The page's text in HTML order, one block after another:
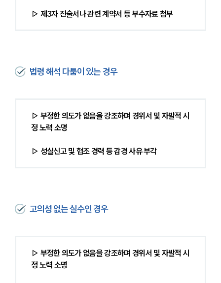
▷ 제3자 진술서나 관련 계약서 등 부수자료 첨부
법령 해석 다툼이 있는 경우
▷ 부정한 의도가 없음을 강조하며 경위서 및 자발적 시
정 노력 소명
▷ 성실신고 및 협조 경력 등 감경 사유 부각
고의성 없는 실수인 경우
▷ 부정한 의도가 없음을 강조하며 경위서 및 자발적 시
정 노력 소명